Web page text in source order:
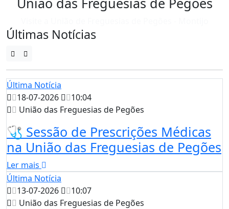
Últimas Notícias
Última Notícia
18-07-2026
10:04
União das Freguesias de Pegões
🩺 Sessão de Prescrições Médicas
na União das Freguesias de Pegões
Ler mais
Última Notícia
13-07-2026
10:07
União das Freguesias de Pegões